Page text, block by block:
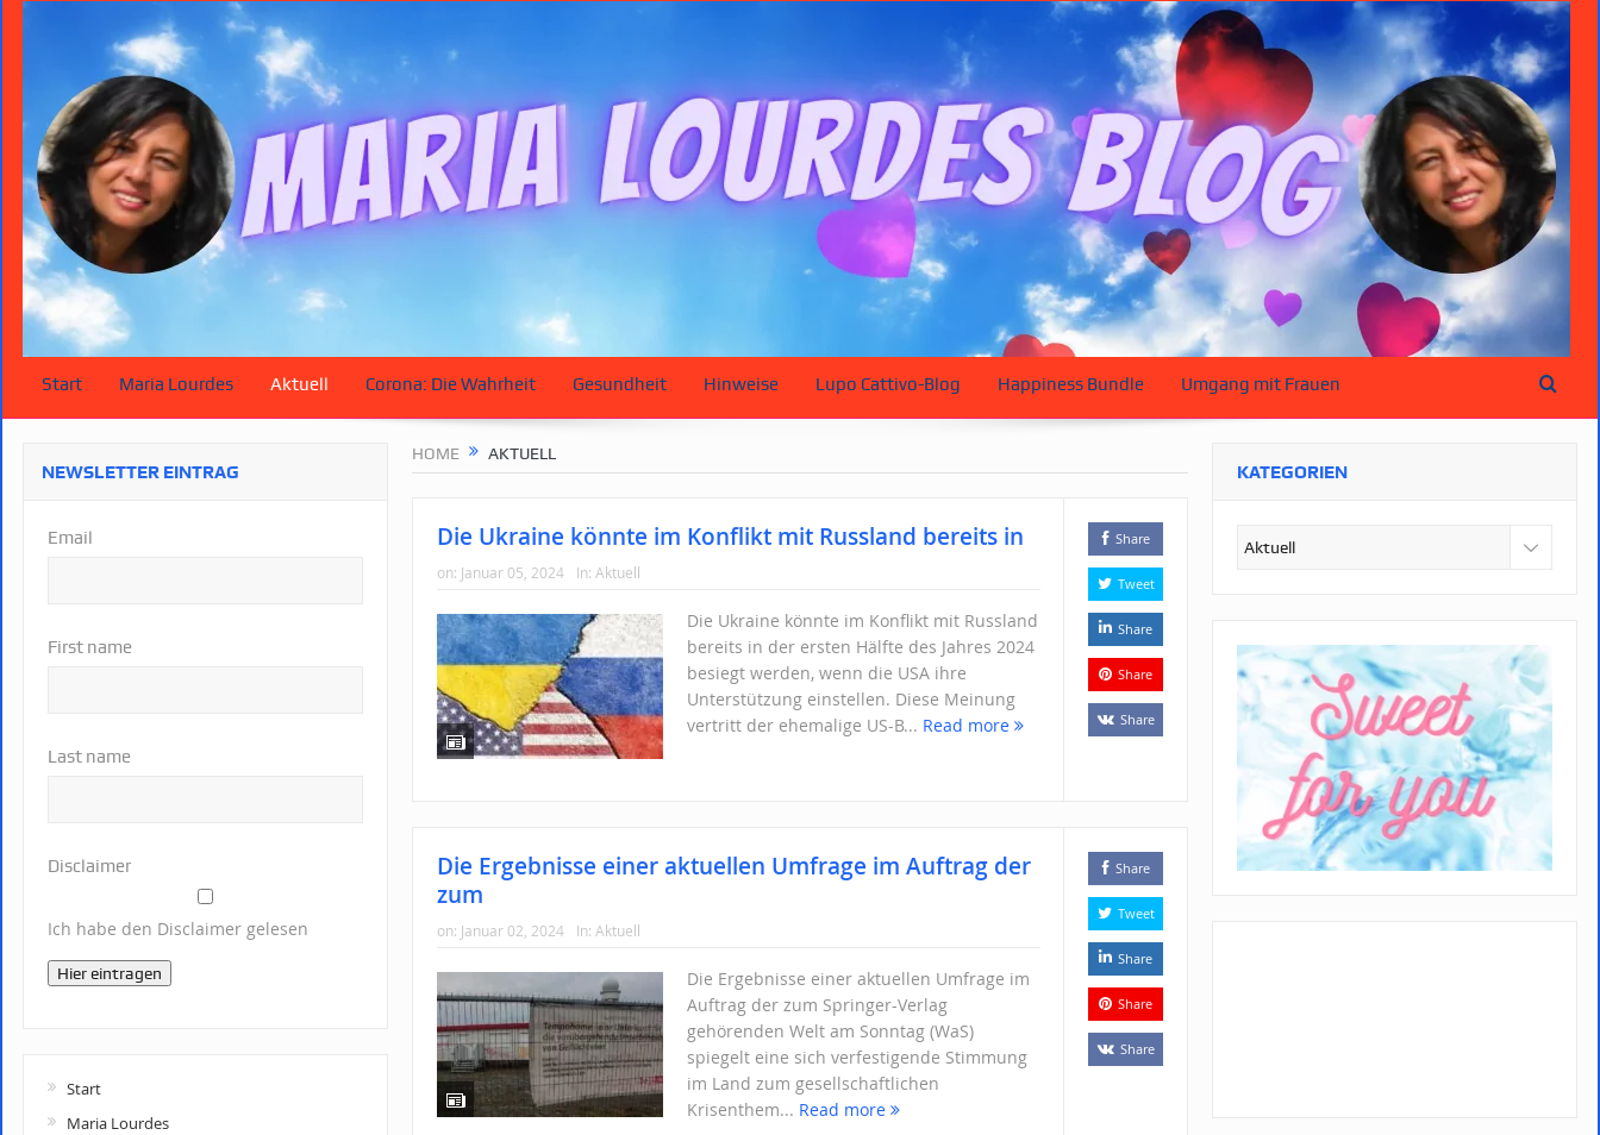
Start Maria Lourdes Aktuell Corona: Die Wahrheit Gesundheit Hinweise Lupo Cattivo-Blog Happiness Bundle Umgang mit Frauen
HOME AKTUELL
Die Ukraine könnte im Konflikt mit Russland bereits in
on: Januar 05, 2024 In: Aktuell
Die Ukraine könnte im Konflikt mit Russland
bereits in der ersten Hälfte des Jahres 2024
besiegt werden, wenn die USA ihre
Unterstützung einstellen. Diese Meinung
vertritt der ehemalige US-B... Read more
Share
Tweet
Share
Share
Share
Die Ergebnisse einer aktuellen Umfrage im Auftrag der
zum
on: Januar 02, 2024 In: Aktuell
Die Ergebnisse einer aktuellen Umfrage im
Auftrag der zum Springer-Verlag
gehörenden Welt am Sonntag (WaS)
spiegelt eine sich verfestigende Stimmung
im Land zum gesellschaftlichen
Krisenthem... Read more
Share
Tweet
Share
Share
Share
NEWSLETTER EINTRAG
Email
First name
Last name
Disclaimer
Ich habe den Disclaimer gelesen
Hier eintragen
Start
Maria Lourdes
KATEGORIEN
Kategorien